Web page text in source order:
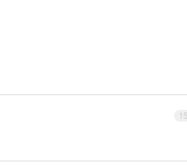
15